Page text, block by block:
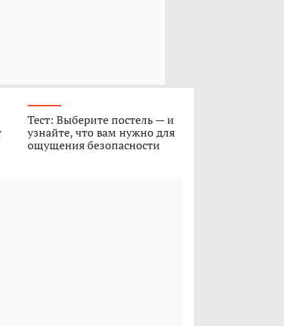
Тест: Выберите постель — и
узнайте, что вам нужно для
ощущения безопасности